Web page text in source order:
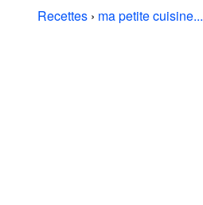
Recettes › ma petite cuisine...